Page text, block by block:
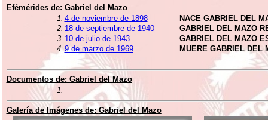
Efémérides de: Gabriel del Mazo
1. 4 de noviembre de 1898
NACE GABRIEL DEL
2. 18 de septiembre de 1940
GABRIEL DEL MAZO
3. 10 de julio de 1943
GABRIEL DEL MAZO
4.9 de marzo de 1969 MUERE GABRIEL DEL
Documentos de: Gabriel del Mazo
1.
Galería de Imágenes de:Gabriel del Mazo